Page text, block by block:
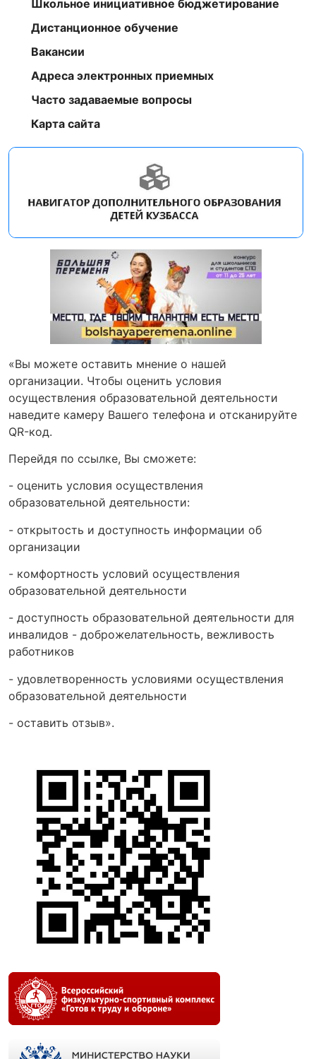
Школьное инициативное бюджетирование
Дистанционное обучение
Вакансии
Адреса электронных приемных
Часто задаваемые вопросы
Карта сайта
«Вы можете оставить мнение о нашей
организации. Чтобы оценить условия
осуществления образовательной деятельности
наведите камеру Вашего телефона и отсканируйте
QR-код.
Перейдя по ссылке, Вы сможете:
- оценить условия осуществления
образовательной деятельности:
- открытость и доступность информации об
организации
- комфортность условий осуществления
образовательной деятельности
- доступность образовательной деятельности для
инвалидов - доброжелательность, вежливость
работников
- удовлетворенность условиями осуществления
образовательной деятельности
- оставить отзыв».